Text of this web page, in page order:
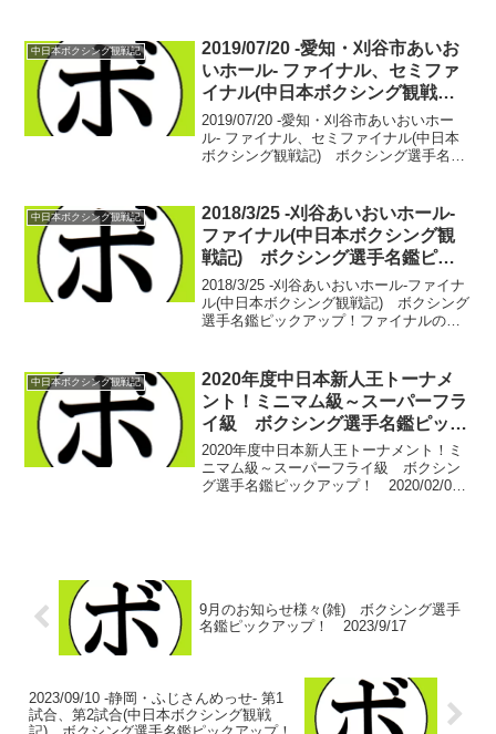
BOXING6【52.5k...
中日本ボクシング観戦記
2019/07/20 -愛知・刈谷市あいお
いホール- ファイナル、セミファ
イナル(中日本ボクシング観戦
記) ボクシング選手名鑑ピック
アップ！
2019/07/20 -愛知・刈谷市あいおいホー
ル- ファイナル、セミファイナル(中日本
ボクシング観戦記) ボクシング選手名鑑
(インドネシア)WBCフライ...
中日本ボクシング観戦記
2018/3/25 -刈谷あいおいホール-
ファイナル(中日本ボクシング観
戦記) ボクシング選手名鑑ピッ
クアップ！
2018/3/25 -刈谷あいおいホール-ファイナ
ル(中日本ボクシング観戦記) ボクシング
選手名鑑ピックアップ！ファイナルの前
れる。急遽相手を務めることになったの
は...
中日本ボクシング観戦記
2020年度中日本新人王トーナメ
ント！ミニマム級～スーパーフラ
イ級 ボクシング選手名鑑ピック
アップ！ 2020/02/07
2020年度中日本新人王トーナメント！ミ
ニマム級～スーパーフライ級 ボクシン
グ選手名鑑ピックアップ！ 2020/02/07
9月のお知らせ様々(雑) ボクシング選手
名鑑ピックアップ！ 2023/9/17
2023/09/10 -静岡・ふじさんめっせ- 第1
試合、第2試合(中日本ボクシング観戦